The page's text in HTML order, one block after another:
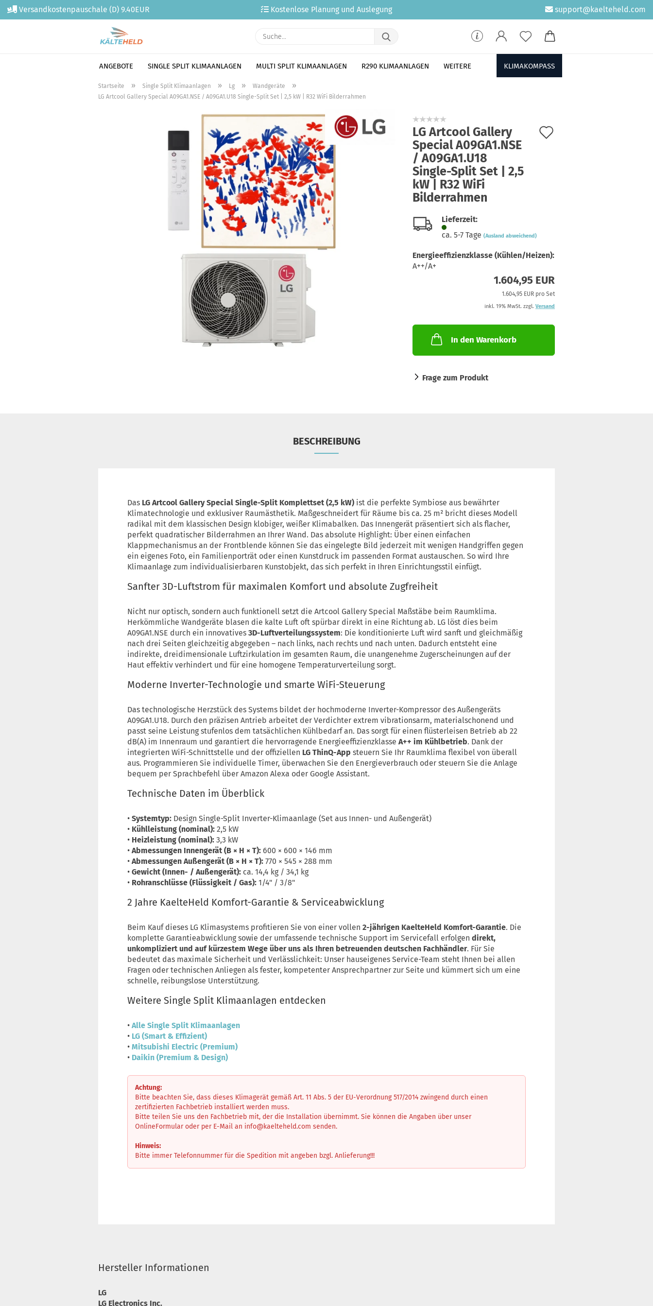
Versandkostenpauschale (D) 9.40EUR Kostenlose Planung und Auslegung support@kaelteheld.com
ANGEBOTE SINGLE SPLIT KLIMAANLAGEN MULTI SPLIT KLIMAANLAGEN R290 KLIMAANLAGEN KLIMAKOMPASS
WEITERE
Startseite » Single Split Klimaanlagen » Lg » Wandgeräte »
LG Artcool Gallery Special A09GA1.NSE / A09GA1.U18 Single-Split Set | 2,5 kW | R32 WiFi Bilderrahmen
LG Artcool Gallery
Special A09GA1.NSE
/ A09GA1.U18
Single-Split Set | 2,5
kW | R32 WiFi
Bilderrahmen
Lieferzeit:
ca. 5-7 Tage (Ausland abweichend)
Energieeffizienzklasse (Kühlen/Heizen):
A++/A+
1.604,95 EUR
1.604,95 EUR pro Set
inkl. 19% MwSt. zzgl. Versand
In den Warenkorb
Frage zum Produkt
BESCHREIBUNG
Das LG Artcool Gallery Special Single-Split Komplettset (2,5 kW) ist die perfekte Symbiose aus bewährter
Klimatechnologie und exklusiver Raumästhetik. Maßgeschneidert für Räume bis ca. 25 m² bricht dieses Modell
radikal mit dem klassischen Design klobiger, weißer Klimabalken. Das Innengerät präsentiert sich als flacher,
perfekt quadratischer Bilderrahmen an Ihrer Wand. Das absolute Highlight: Über einen einfachen
Klappmechanismus an der Frontblende können Sie das eingelegte Bild jederzeit mit wenigen Handgriffen gegen
ein eigenes Foto, ein Familienporträt oder einen Kunstdruck im passenden Format austauschen. So wird Ihre
Klimaanlage zum individualisierbaren Kunstobjekt, das sich perfekt in Ihren Einrichtungsstil einfügt.
Sanfter 3D-Luftstrom für maximalen Komfort und absolute Zugfreiheit
Nicht nur optisch, sondern auch funktionell setzt die Artcool Gallery Special Maßstäbe beim Raumklima.
Herkömmliche Wandgeräte blasen die kalte Luft oft spürbar direkt in eine Richtung ab. LG löst dies beim
A09GA1.NSE durch ein innovatives 3D-Luftverteilungssystem: Die konditionierte Luft wird sanft und gleichmäßig
nach drei Seiten gleichzeitig abgegeben – nach links, nach rechts und nach unten. Dadurch entsteht eine
indirekte, dreidimensionale Luftzirkulation im gesamten Raum, die unangenehme Zugerscheinungen auf der
Haut effektiv verhindert und für eine homogene Temperaturverteilung sorgt.
Moderne Inverter-Technologie und smarte WiFi-Steuerung
Das technologische Herzstück des Systems bildet der hochmoderne Inverter-Kompressor des Außengeräts
A09GA1.U18. Durch den präzisen Antrieb arbeitet der Verdichter extrem vibrationsarm, materialschonend und
passt seine Leistung stufenlos dem tatsächlichen Kühlbedarf an. Das sorgt für einen flüsterleisen Betrieb ab 22
dB(A) im Innenraum und garantiert die hervorragende Energieeffizienzklasse A++ im Kühlbetrieb. Dank der
integrierten WiFi-Schnittstelle und der offiziellen LG ThinQ-App steuern Sie Ihr Raumklima flexibel von überall
aus. Programmieren Sie individuelle Timer, überwachen Sie den Energieverbrauch oder steuern Sie die Anlage
bequem per Sprachbefehl über Amazon Alexa oder Google Assistant.
Technische Daten im Überblick
• Systemtyp: Design Single-Split Inverter-Klimaanlage (Set aus Innen- und Außengerät)
• Kühlleistung (nominal): 2,5 kW
• Heizleistung (nominal): 3,3 kW
• Abmessungen Innengerät (B × H × T): 600 × 600 × 146 mm
• Abmessungen Außengerät (B × H × T): 770 × 545 × 288 mm
• Gewicht (Innen- / Außengerät): ca. 14,4 kg / 34,1 kg
• Rohranschlüsse (Flüssigkeit / Gas): 1/4" / 3/8"
2 Jahre KaelteHeld Komfort-Garantie & Serviceabwicklung
Beim Kauf dieses LG Klimasystems profitieren Sie von einer vollen 2-jährigen KaelteHeld Komfort-Garantie. Die
komplette Garantieabwicklung sowie der umfassende technische Support im Servicefall erfolgen direkt,
unkompliziert und auf kürzestem Wege über uns als Ihren betreuenden deutschen Fachhändler. Für Sie
bedeutet das maximale Sicherheit und Verlässlichkeit: Unser hauseigenes Service-Team steht Ihnen bei allen
Fragen oder technischen Anliegen als fester, kompetenter Ansprechpartner zur Seite und kümmert sich um eine
schnelle, reibungslose Unterstützung.
Weitere Single Split Klimaanlagen entdecken
• Alle Single Split Klimaanlagen
• LG (Smart & Effizient)
• Mitsubishi Electric (Premium)
• Daikin (Premium & Design)
Achtung:
Bitte beachten Sie, dass dieses Klimagerät gemäß Art. 11 Abs. 5 der EU-Verordnung 517/2014 zwingend durch einen
zertifizierten Fachbetrieb installiert werden muss.
Bitte teilen Sie uns den Fachbetrieb mit, der die Installation übernimmt. Sie können die Angaben über unser
OnlineFormular oder per E-Mail an info@kaelteheld.com senden.
Hinweis:
Bitte immer Telefonnummer für die Spedition mit angeben bzgl. Anlieferung!!!
Hersteller Informationen
LG
LG Electronics Inc.